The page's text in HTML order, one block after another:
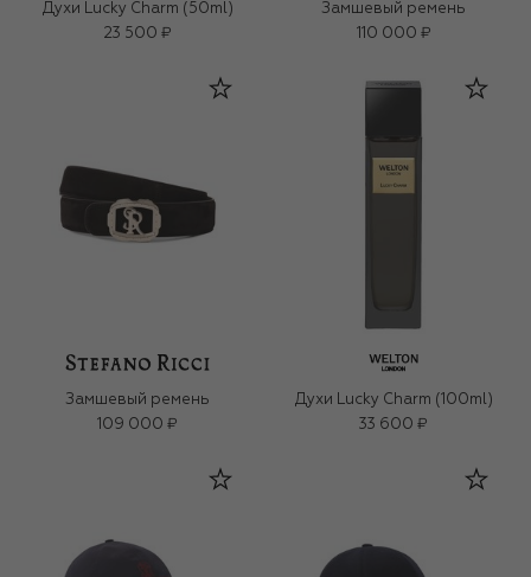
Духи Lucky Charm (50ml)
23 500 ₽
Замшевый ремень
110 000 ₽
Замшевый ремень
109 000 ₽
Духи Lucky Charm (100ml)
33 600 ₽